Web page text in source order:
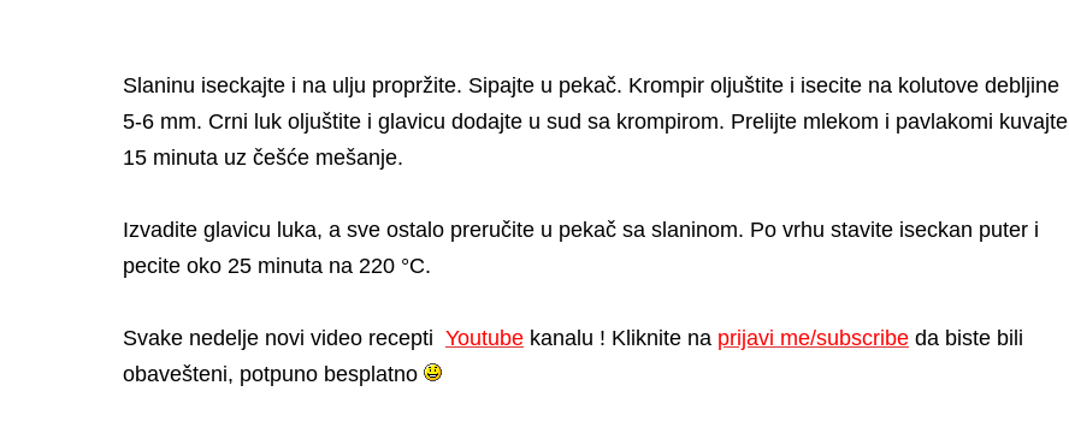
Slaninu iseckajte i na ulju propržite. Sipajte u pekač. Krompir oljuštite i isecite na kolutove debljine
5-6 mm. Crni luk oljuštite i glavicu dodajte u sud sa krompirom. Prelijte mlekom i pavlakomi kuvajte
15 minuta uz češće mešanje.
Izvadite glavicu luka, a sve ostalo preručite u pekač sa slaninom. Po vrhu stavite iseckan puter i
pecite oko 25 minuta na 220 °C.
Svake nedelje novi video recepti Youtube kanalu ! Kliknite na prijavi me/subscribe da biste bili
obavešteni, potpuno besplatno